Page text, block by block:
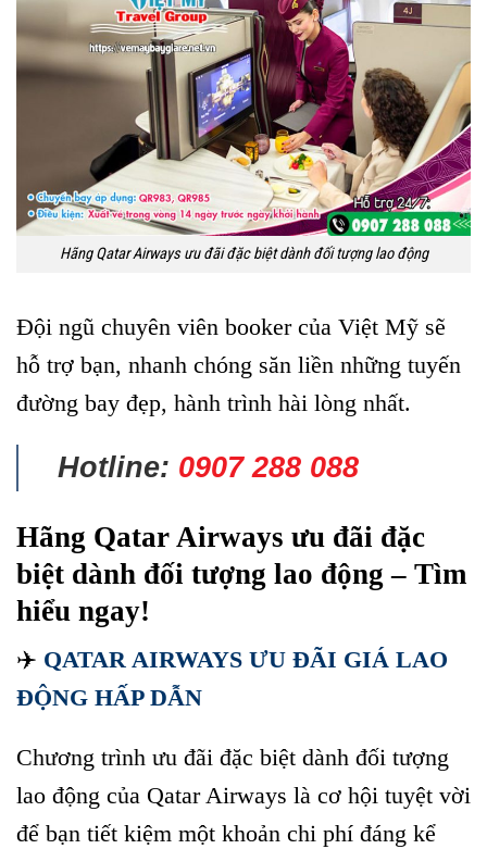
Hãng Qatar Airways ưu đãi đặc biệt dành đối tượng lao động
Đội ngũ chuyên viên booker của Việt Mỹ sẽ
hỗ trợ bạn, nhanh chóng săn liền những tuyến
đường bay đẹp, hành trình hài lòng nhất.
Hotline: 0907 288 088
Hãng Qatar Airways ưu đãi đặc
biệt dành đối tượng lao động – Tìm
hiểu ngay!
✈️ QATAR AIRWAYS ƯU ĐÃI GIÁ LAO
ĐỘNG HẤP DẪN
Chương trình ưu đãi đặc biệt dành đối tượng
lao động của Qatar Airways là cơ hội tuyệt vời
để bạn tiết kiệm một khoản chi phí đáng kể